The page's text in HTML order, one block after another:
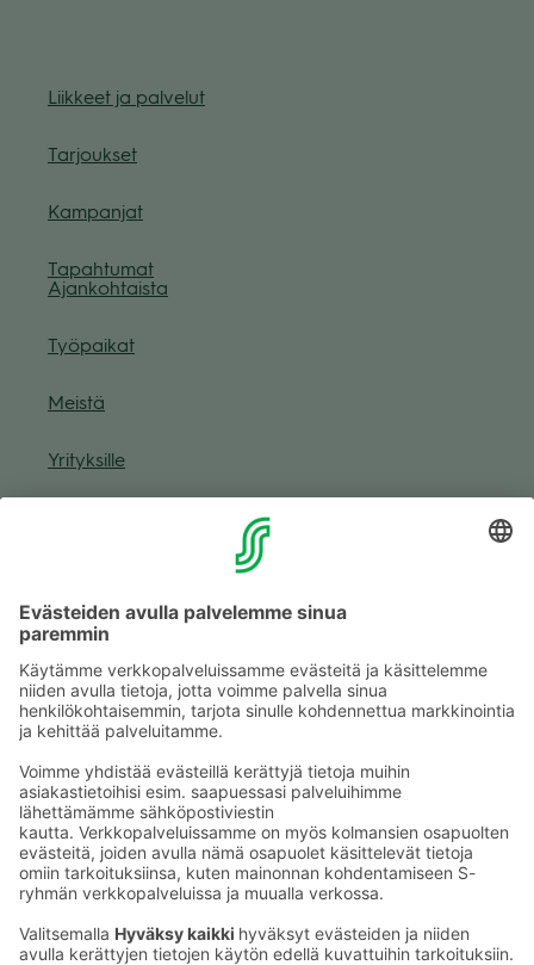
Liik­keet ja pal­ve­lut
Tar­jouk­set
Kam­pan­jat
Tapah­tu­mat
Ajan­koh­taista
Työ­pai­kat
Meistä
Yri­tyk­sille
Muuta eväs­tea­se­tuk­sia & eväs­tein­for­maa­tio
Tie­to­suo­ja­se­loste (Arina)
Kaup­pa­kes­kus
Ma-pe
9–20
La
9–19
Su
11–18
Katso poik­keus­au­kio­lottäältä